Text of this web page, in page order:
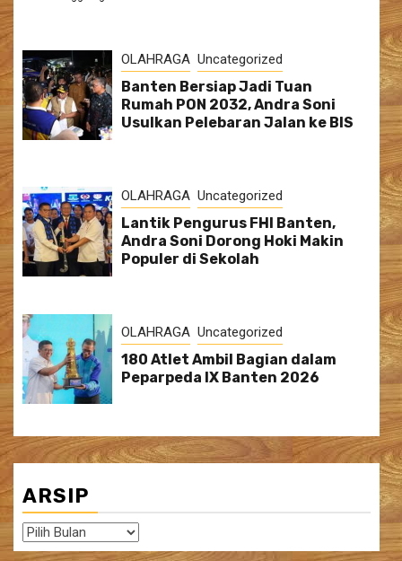
OLAHRAGA Uncategorized
Banten Bersiap Jadi Tuan
Rumah PON 2032, Andra Soni
Usulkan Pelebaran Jalan ke BIS
OLAHRAGA Uncategorized
Lantik Pengurus FHI Banten,
Andra Soni Dorong Hoki Makin
Populer di Sekolah
OLAHRAGA Uncategorized
180 Atlet Ambil Bagian dalam
Peparpeda IX Banten 2026
ARSIP
Arsip